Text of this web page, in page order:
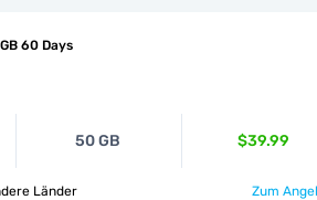
60 Days
50 GB $39.99
andere Länder Zum